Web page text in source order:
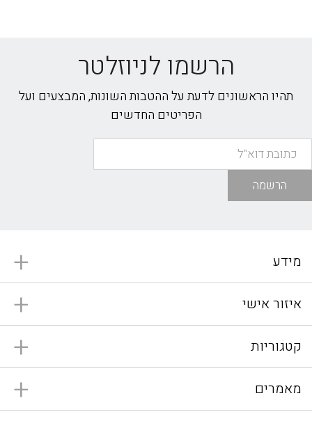
הרשמו לניוזלטר
תהיו הראשונים לדעת על ההטבות השונות, המבצעים ועל
הפריטים החדשים
הרשמה
מידע
איזור אישי
קטגוריות
מאמרים